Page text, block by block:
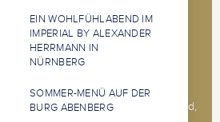
EIN WOHLFÜHLABEND IM
IMPERIAL BY ALEXANDER
HERRMANN IN
NÜRNBERG
SOMMER-MENÜ AUF DER
BURG ABENBERG
2026 Jeunes
Sommeliers
Competition
The 2026 Jeunes Sommeliers
Competition will be held in Båstad,
2026 Jeunes
Sommeliers
Competition